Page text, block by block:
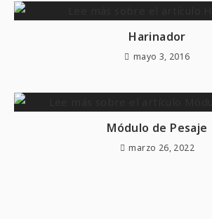
Harinador
mayo 3, 2016
Módulo de Pesaje
marzo 26, 2022